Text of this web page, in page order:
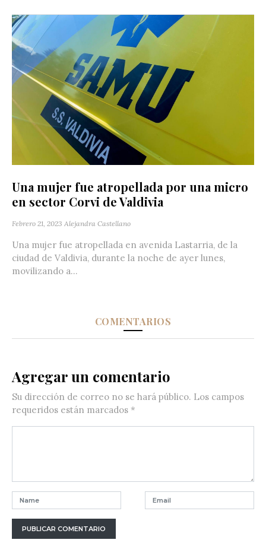
Una mujer fue atropellada por una micro
en sector Corvi de Valdivia
Febrero 21, 2023 Alejandra Castellano
Una mujer fue atropellada en avenida Lastarria, de la
ciudad de Valdivia, durante la noche de ayer lunes,
movilizando a...
COMENTARIOS
Agregar un comentario
Su dirección de correo no se hará público. Los campos
requeridos están marcados *